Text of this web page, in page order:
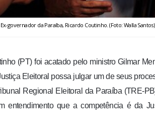
Ex-governador da Paraíba, Ricardo Coutinho. (Foto: Walla Santos)
(PT) foi acatado pelo ministro Gilmar
Eleitoral possa julgar um de seus
Regional Eleitoral da Paraíba (TRE-
entendimento que a competência é da